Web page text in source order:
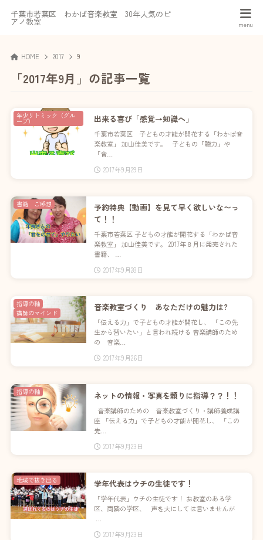
千葉市若葉区 わかば音楽教室 30年人気のピ
アノ教室
HOME 2017 9
「2017年9月」の記事一覧
出来る喜び「感覚→知識へ」
千葉市若葉区 子どもの才能が開花する「わかば音
楽教室」 加山佳美です。 子どもの「聴力」や
「音…
2017年9月29日
年少リトミック（グル
ープ）
予約特典【動画】を見て早く欲しいな〜っ
て！！
千葉市若葉区 子どもの才能が開花する「わかば音
楽教室」 加山佳美です。 2017年８月に発売された
書籍、 …
2017年9月28日
書籍 ご感想
音楽教室づくり あなただけの魅力は?
「伝える力」で子どもの才能が開花し、 「この先
生から習いたい」と言われ続ける 音楽講師のため
の 音楽…
2017年9月26日
指導の軸
講師のマインド
ネットの情報・写真を頼りに指導？？！！
音楽講師のための 音楽教室づくり・講師養成講
座 「伝える力」で子どもの才能が開花し、 「この
先…
2017年9月23日
指導の軸
学年代表はウチの生徒です！
「学年代表」ウチの生徒です！ お教室のある学
区、両隣の学区、 声を大にしては言いませんが
2017年9月23日
地域で抜き出る